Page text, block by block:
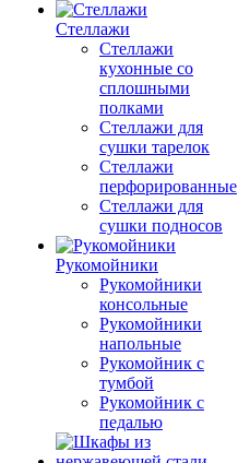
Стеллажи
Стеллажи
кухонные со
сплошными
полками
Стеллажи для
сушки тарелок
Стеллажи
перфорированные
Стеллажи для
сушки подносов
Рукомойники
Рукомойники
консольные
Рукомойники
напольные
Рукомойник с
тумбой
Рукомойник с
педалью